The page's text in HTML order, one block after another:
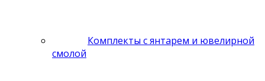
Комплекты с янтарем и ювелирной
смолой